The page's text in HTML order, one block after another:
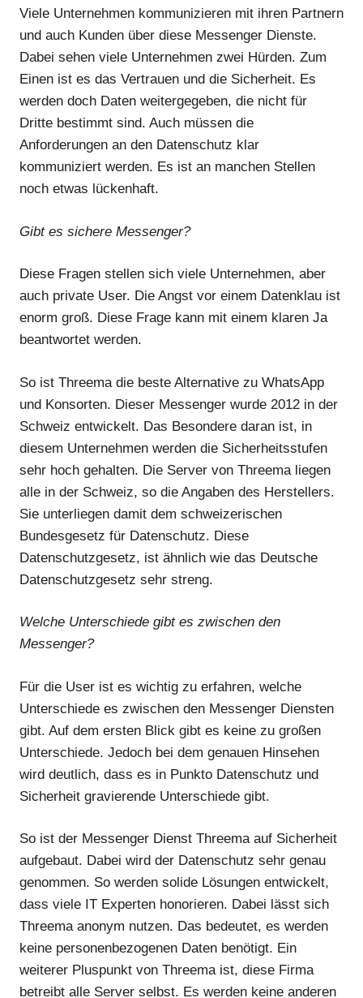
Viele Unternehmen kommunizieren mit ihren Partnern
und auch Kunden über diese Messenger Dienste.
Dabei sehen viele Unternehmen zwei Hürden. Zum
Einen ist es das Vertrauen und die Sicherheit. Es
werden doch Daten weitergegeben, die nicht für
Dritte bestimmt sind. Auch müssen die
Anforderungen an den Datenschutz klar
kommuniziert werden. Es ist an manchen Stellen
noch etwas lückenhaft.
Gibt es sichere Messenger?
Diese Fragen stellen sich viele Unternehmen, aber
auch private User. Die Angst vor einem Datenklau ist
enorm groß. Diese Frage kann mit einem klaren Ja
beantwortet werden.
So ist Threema die beste Alternative zu WhatsApp
und Konsorten. Dieser Messenger wurde 2012 in der
Schweiz entwickelt. Das Besondere daran ist, in
diesem Unternehmen werden die Sicherheitsstufen
sehr hoch gehalten. Die Server von Threema liegen
alle in der Schweiz, so die Angaben des Herstellers.
Sie unterliegen damit dem schweizerischen
Bundesgesetz für Datenschutz. Diese
Datenschutzgesetz, ist ähnlich wie das Deutsche
Datenschutzgesetz sehr streng.
Welche Unterschiede gibt es zwischen den
Messenger?
Für die User ist es wichtig zu erfahren, welche
Unterschiede es zwischen den Messenger Diensten
gibt. Auf dem ersten Blick gibt es keine zu großen
Unterschiede. Jedoch bei dem genauen Hinsehen
wird deutlich, dass es in Punkto Datenschutz und
Sicherheit gravierende Unterschiede gibt.
So ist der Messenger Dienst Threema auf Sicherheit
aufgebaut. Dabei wird der Datenschutz sehr genau
genommen. So werden solide Lösungen entwickelt,
dass viele IT Experten honorieren. Dabei lässt sich
Threema anonym nutzen. Das bedeutet, es werden
keine personenbezogenen Daten benötigt. Ein
weiterer Pluspunkt von Threema ist, diese Firma
betreibt alle Server selbst. Es werden keine anderen